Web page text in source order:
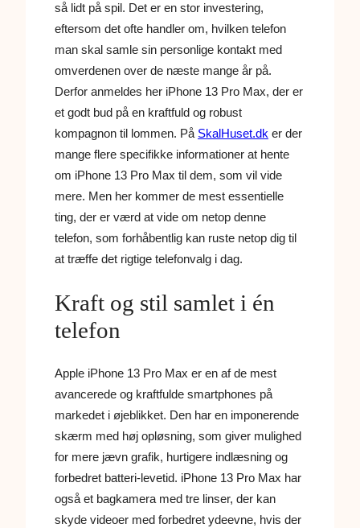
så lidt på spil. Det er en stor investering,
eftersom det ofte handler om, hvilken telefon
man skal samle sin personlige kontakt med
omverdenen over de næste mange år på.
Derfor anmeldes her iPhone 13 Pro Max, der er
et godt bud på en kraftfuld og robust
kompagnon til lommen. På SkalHuset.dk er der
mange flere specifikke informationer at hente
om iPhone 13 Pro Max til dem, som vil vide
mere. Men her kommer de mest essentielle
ting, der er værd at vide om netop denne
telefon, som forhåbentlig kan ruste netop dig til
at træffe det rigtige telefonvalg i dag.
Kraft og stil samlet i én
telefon
Apple iPhone 13 Pro Max er en af de mest
avancerede og kraftfulde smartphones på
markedet i øjeblikket. Den har en imponerende
skærm med høj opløsning, som giver mulighed
for mere jævn grafik, hurtigere indlæsning og
forbedret batteri-levetid. iPhone 13 Pro Max har
også et bagkamera med tre linser, der kan
skyde videoer med forbedret ydeevne, hvis der